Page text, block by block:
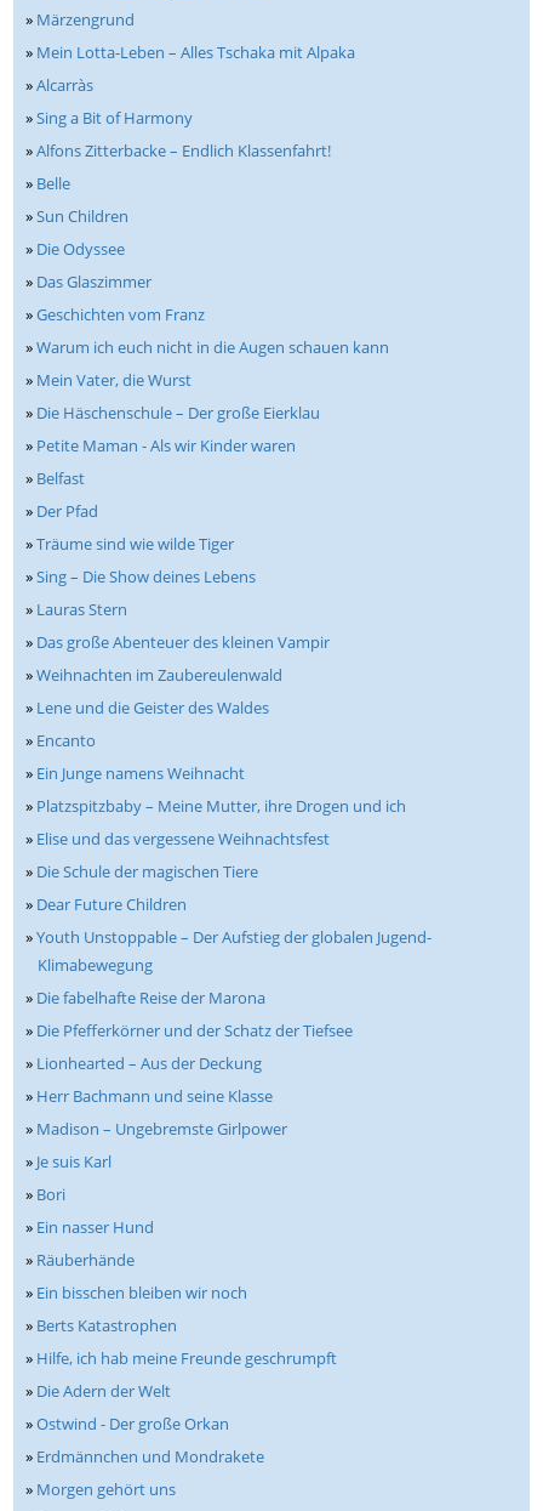
» Märzengrund
» Mein Lotta-Leben – Alles Tschaka mit Alpaka
»Alcarràs
»Sing a Bit of Harmony
»Alfons Zitterbacke – Endlich Klassenfahrt!
» Belle
»Sun Children
» Die Odyssee
» Das Glaszimmer
»Geschichten vom Franz
»Warum ich euch nicht in die Augen schauen kann
» Mein Vater, die Wurst
» Die Häschenschule – Der große Eierklau
» Petite Maman - Als wir Kinder waren
» Belfast
» Der Pfad
»Träume sind wie wilde Tiger
»Sing – Die Show deines Lebens
» Lauras Stern
» Das große Abenteuer des kleinen Vampir
»Weihnachten im Zaubereulenwald
» Lene und die Geister des Waldes
» Encanto
» Ein Junge namens Weihnacht
» Platzspitzbaby – Meine Mutter, ihre Drogen und ich
» Elise und das vergessene Weihnachtsfest
» Die Schule der magischen Tiere
» Dear Future Children
»Youth Unstoppable – Der Aufstieg der globalen Jugend-
Klimabewegung
» Die fabelhafte Reise der Marona
» Die Pfefferkörner und der Schatz der Tiefsee
» Lionhearted – Aus der Deckung
» Herr Bachmann und seine Klasse
» Madison – Ungebremste Girlpower
» Je suis Karl
» Bori
» Ein nasser Hund
» Räuberhände
» Ein bisschen bleiben wir noch
» Berts Katastrophen
» Hilfe, ich hab meine Freunde geschrumpft
» Die Adern der Welt
»Ostwind - Der große Orkan
» Erdmännchen und Mondrakete
» Morgen gehört uns